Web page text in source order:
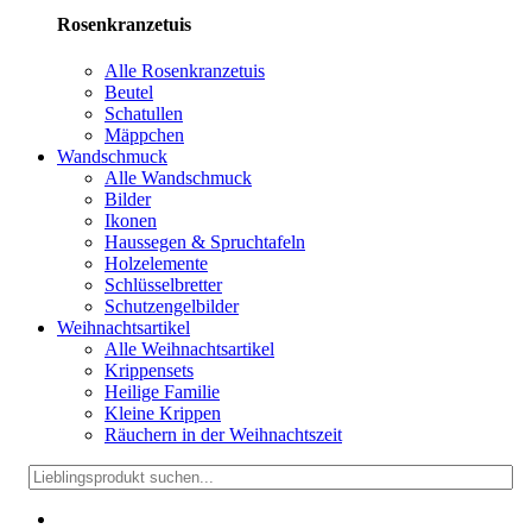
Rosenkranzetuis
Alle Rosenkranzetuis
Beutel
Schatullen
Mäppchen
Wandschmuck
Alle Wandschmuck
Bilder
Ikonen
Haussegen & Spruchtafeln
Holzelemente
Schlüsselbretter
Schutzengelbilder
Weihnachtsartikel
Alle Weihnachtsartikel
Krippensets
Heilige Familie
Kleine Krippen
Räuchern in der Weihnachtszeit